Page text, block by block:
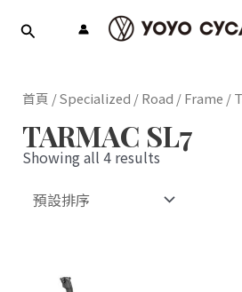
首頁 /Specialized /Road /Frame /
TARMAC SL7
Showing all 4 results